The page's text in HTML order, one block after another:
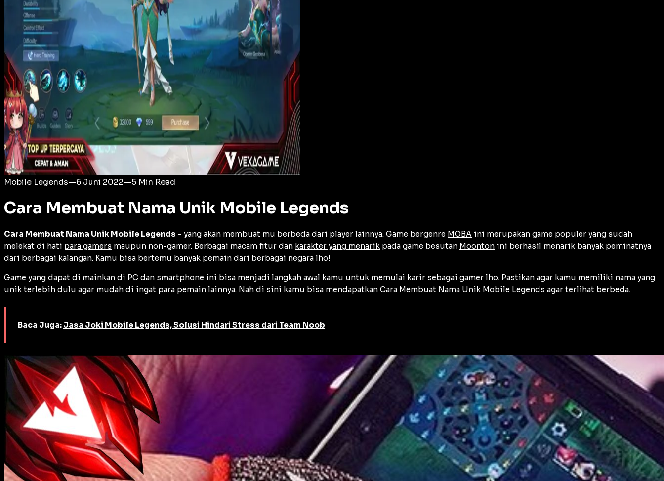
Login
Mobile Legends—6 Juni 2022—5 Min Read
Cara Membuat Nama Unik Mobile Legends
Cara Membuat Nama Unik Mobile Legends - yang akan membuat mu berbeda dari player lainnya. Game bergenre MOBA ini merupakan game populer yang sudah
melekat di hati para gamers maupun non-gamer. Berbagai macam fitur dan karakter yang menarik pada game besutan Moonton ini berhasil menarik banyak peminatnya
dari berbagai kalangan. Kamu bisa bertemu banyak pemain dari berbagai negara lho!
Game yang dapat di mainkan di PC dan smartphone ini bisa menjadi langkah awal kamu untuk memulai karir sebagai gamer lho. Pastikan agar kamu memiliki nama yang
unik terlebih dulu agar mudah di ingat para pemain lainnya. Nah di sini kamu bisa mendapatkan Cara Membuat Nama Unik Mobile Legends agar terlihat berbeda.
Baca Juga: Jasa Joki Mobile Legends, Solusi Hindari Stress dari Team Noob